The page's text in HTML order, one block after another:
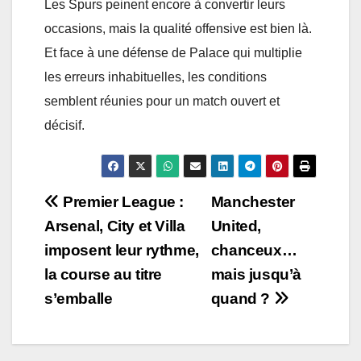
Les Spurs peinent encore à convertir leurs
occasions, mais la qualité offensive est bien là.
Et face à une défense de Palace qui multiplie
les erreurs inhabituelles, les conditions
semblent réunies pour un match ouvert et
décisif.
Post
navigation
Manchester
United,
chanceux…
mais jusqu’à
quand ?
Premier League :
Arsenal, City et Villa
imposent leur rythme,
la course au titre
s’emballe